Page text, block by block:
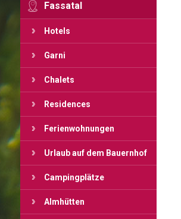
Fassatal
Hotels
Garni
Chalets
Residences
Ferienwohnungen
Urlaub auf dem Bauernhof
Campingplätze
Almhütten